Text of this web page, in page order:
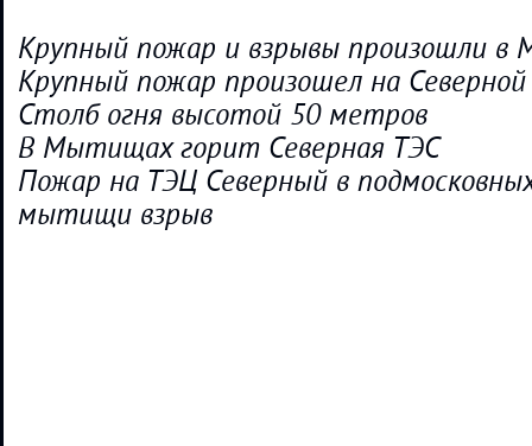
Крупный пожар и взрывы произошли
Крупный пожар произошел на
Столб огня высотой 50 метров
В Мытищах горит Северная ТЭС
Пожар на ТЭЦ Северный в
мытищи взрыв